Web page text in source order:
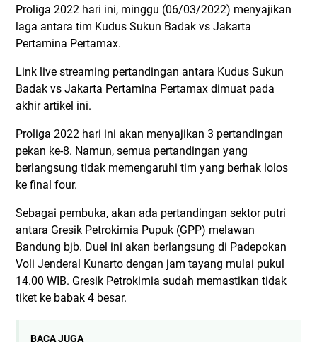
Proliga 2022 hari ini, minggu (06/03/2022) menyajikan
laga antara tim Kudus Sukun Badak vs Jakarta
Pertamina Pertamax.
Link live streaming pertandingan antara Kudus Sukun
Badak vs Jakarta Pertamina Pertamax dimuat pada
akhir artikel ini.
Proliga 2022 hari ini akan menyajikan 3 pertandingan
pekan ke-8. Namun, semua pertandingan yang
berlangsung tidak memengaruhi tim yang berhak lolos
ke final four.
Sebagai pembuka, akan ada pertandingan sektor putri
antara Gresik Petrokimia Pupuk (GPP) melawan
Bandung bjb. Duel ini akan berlangsung di Padepokan
Voli Jenderal Kunarto dengan jam tayang mulai pukul
14.00 WIB. Gresik Petrokimia sudah memastikan tidak
tiket ke babak 4 besar.
BACA JUGA